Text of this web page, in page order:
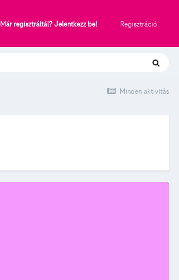
Már regisztráltál? Jelentkezz be! Regisztráció
Minden aktivitás